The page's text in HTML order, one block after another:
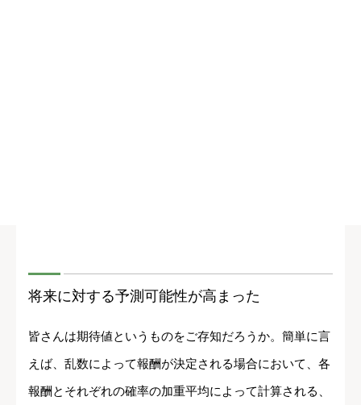
将来に対する予測可能性が高まった
皆さんは期待値というものをご存知だろうか。簡単に言
えば、乱数によって報酬が決定される場合において、各
報酬とそれぞれの確率の加重平均によって計算される、